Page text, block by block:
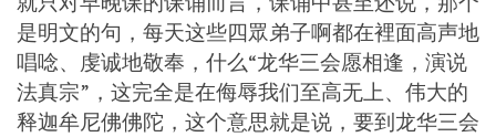
是明文的句，每天这些四眾弟子啊都在裡面高声地
唱唸、虔诚地敬奉，什么“龙华三会愿相逢，演说
法真宗”，这完全是在侮辱我们至高无上、伟大的
释迦牟尼佛佛陀，这个意思就是说，要到龙华三会